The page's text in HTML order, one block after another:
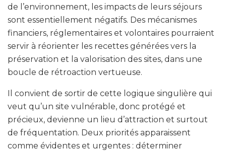
de l’environnement, les impacts de leurs séjours
sont essentiellement négatifs. Des mécanismes
financiers, réglementaires et volontaires pourraient
servir à réorienter les recettes générées vers la
préservation et la valorisation des sites, dans une
boucle de rétroaction vertueuse.
Il convient de sortir de cette logique singulière qui
veut qu’un site vulnérable, donc protégé et
précieux, devienne un lieu d’attraction et surtout
de fréquentation. Deux priorités apparaissent
comme évidentes et urgentes : déterminer